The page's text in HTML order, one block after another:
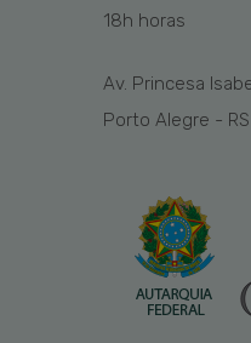
18h horas
Av. Princesa
Porto Alegre -